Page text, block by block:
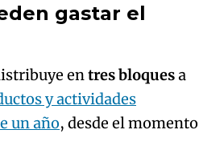
gastar el
en tres bloquesa
y actividades
un año, desde el momento